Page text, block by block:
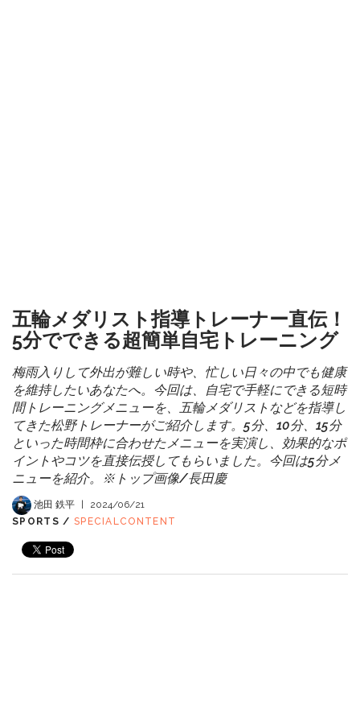
五輪メダリスト指導トレーナー直伝！
5分でできる超簡単自宅トレーニング
梅雨入りして外出が難しい時や、忙しい日々の中でも健康
を維持したいあなたへ。今回は、自宅で手軽にできる短時
間トレーニングメニューを、五輪メダリストなどを指導し
てきた松野トレーナーがご紹介します。5分、10分、15分
といった時間枠に合わせたメニューを実演し、効果的なポ
イントやコツを直接伝授してもらいました。今回は5分メ
ニューを紹介。※トップ画像/長田慶
池田 鉄平 |
2024/06/21
SPORTS / SPECIALCONTENT